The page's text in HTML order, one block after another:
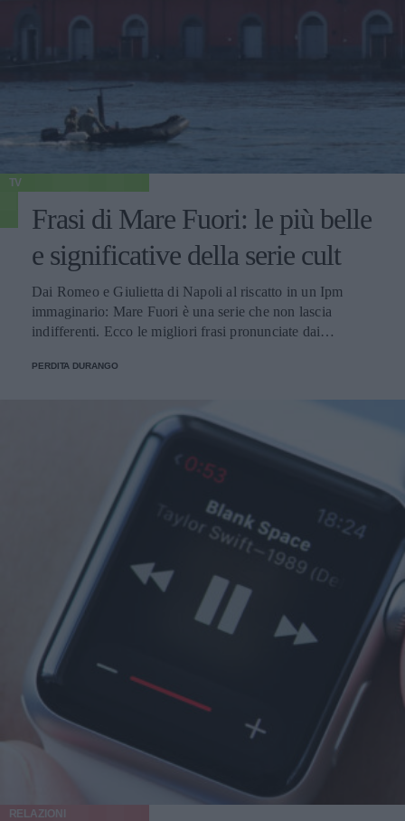
TV
Frasi di Mare Fuori: le più belle
e significative della serie cult
Dai Romeo e Giulietta di Napoli al riscatto in un Ipm
immaginario: Mare Fuori è una serie che non lascia
indifferenti. Ecco le migliori frasi pronunciate dai
PERDITA DURANGO
RELAZIONI